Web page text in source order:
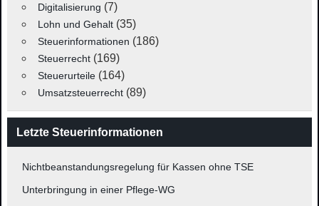
Digitalisierung (7)
Lohn und Gehalt(35)
Steuerinformationen (186)
Steuerrecht(169)
Steuerurteile(164)
Umsatzsteuerrecht(89)
Letzte Steuerinformationen
Nichtbeanstandungsregelung für Kassen ohne TSE
Unterbringung in einer Pflege-WG